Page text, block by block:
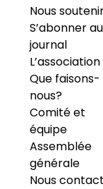
Nous
S’abonner au
journal
L’association
Que faisons-
nous?
Comité et
équipe
Assemblée
générale
Nous